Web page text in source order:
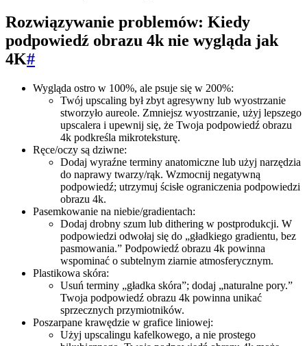
Rozwiązywanie problemów: Kiedy
podpowiedź obrazu 4k nie wygląda jak
4K#
Wygląda ostro w 100%, ale psuje się w 200%:
Twój upscaling był zbyt agresywny lub wyostrzanie
stworzyło aureole. Zmniejsz wyostrzanie, użyj lepszego
upscalera i upewnij się, że Twoja podpowiedź obrazu
4k podkreśla mikroteksturę.
Ręce/oczy są dziwne:
Dodaj wyraźne terminy anatomiczne lub użyj narzędzia
do naprawy twarzy/rąk. Wzmocnij negatywną
podpowiedź; utrzymuj ścisłe ograniczenia podpowiedzi
obrazu 4k.
Pasemkowanie na niebie/gradientach:
Dodaj drobny szum lub dithering w postprodukcji. W
podpowiedzi odwołaj się do „gładkiego gradientu, bez
pasmowania.” Podpowiedź obrazu 4k powinna
wspominać o subtelnym ziarnie atmosferycznym.
Plastikowa skóra:
Usuń terminy „gładka skóra”; dodaj „naturalne pory.”
Twoja podpowiedź obrazu 4k powinna unikać
sprzecznych przymiotników.
Poszarpane krawędzie w grafice liniowej:
Użyj upscalingu kafelkowego, a nie prostego